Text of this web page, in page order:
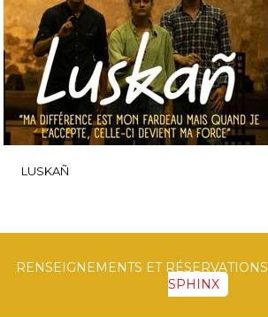
LUSKAÑ
RENSEIGNEMENTS ET RÉSERVATIONS
SPHINX